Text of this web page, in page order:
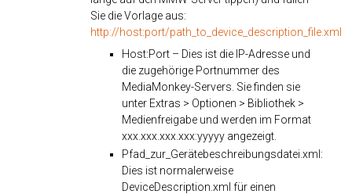
Sie die Vorlage aus:
http://host:port/path_to_device_description_file.xml
Host:Port – Dies ist die IP-Adresse und
die zugehörige Portnummer des
MediaMonkey-Servers. Sie finden sie
unter Extras > Optionen > Bibliothek >
Medienfreigabe und werden im Format
xxx.xxx.xxx.xxx:yyyyy angezeigt.
Pfad_zur_Gerätebeschreibungsdatei.xml:
Dies ist normalerweise
DeviceDescription.xml für einen